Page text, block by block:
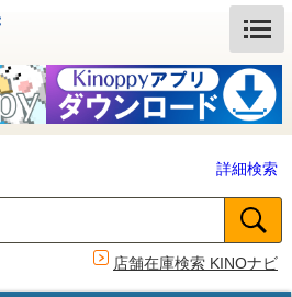
詳細検索
店舗在庫検索 KINOナビ